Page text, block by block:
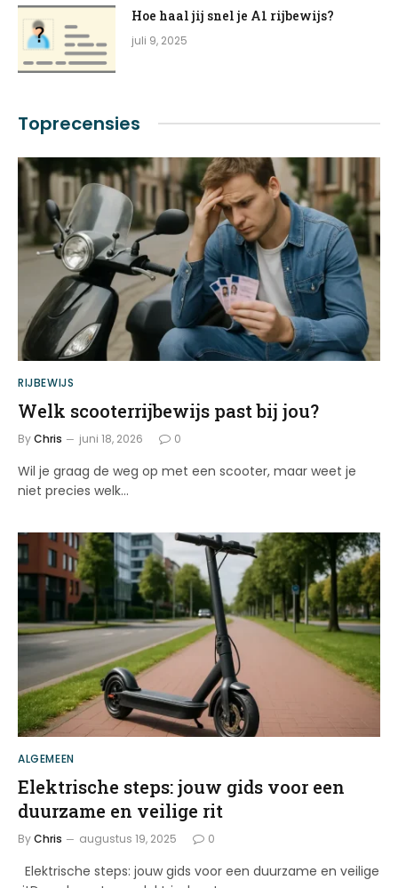
Hoe haal jij snel je A1 rijbewijs?
juli 9, 2025
Toprecensies
RIJBEWIJS
Welk scooterrijbewijs past bij jou?
ByChris juni 18, 2026 0
Wil je graag de weg op met een scooter, maar weet je
niet precies welk…
ALGEMEEN
Elektrische steps: jouw gids voor een
duurzame en veilige rit
ByChris augustus 19, 2025 0
Elektrische steps: jouw gids voor een duurzame en veilige